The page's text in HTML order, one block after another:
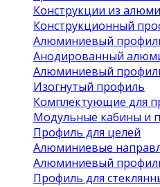
Конструкции из
Конструкционный
Алюминиевый
Анодированный
Алюминиевый
Изогнутый профиль
Комплектующие для
Модульные кабины и
Профиль для целей
Алюминиевые
Алюминиевый
Профиль для